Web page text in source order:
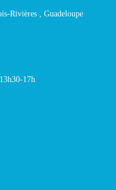
Rivières , Guadeloupe
17h